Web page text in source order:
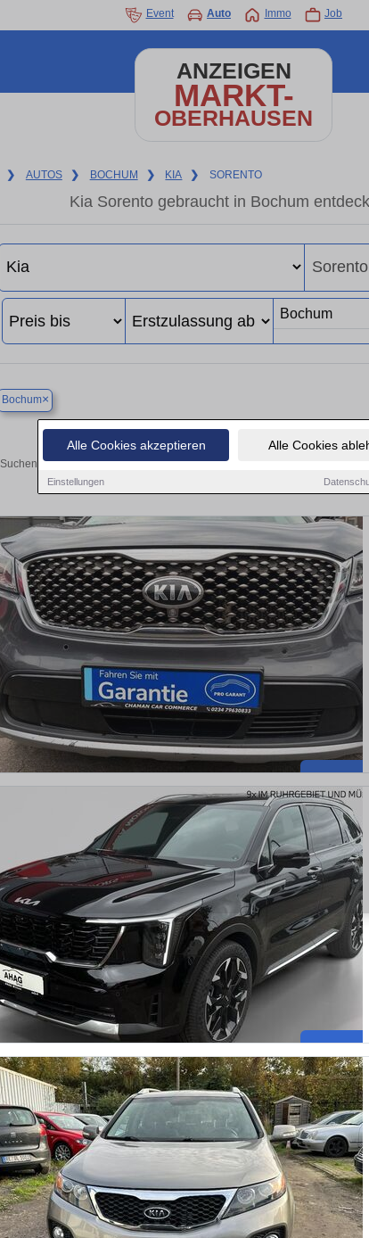
Alle Cookies akzeptieren Alle Cookies
Einstellungen
Event Auto Immo Job
ANZEIGEN
MARKT-
OBERHAUSEN
❯ AUTOS ❯ BOCHUM ❯ KIA ❯ SORENTO
Kia Sorento gebraucht in Bochum
Bochum×
Finden Sie in Bochum
Suchen Sie in Bochum einen Kia Sorento Gebrauchtwagen? Entdecken
von privat